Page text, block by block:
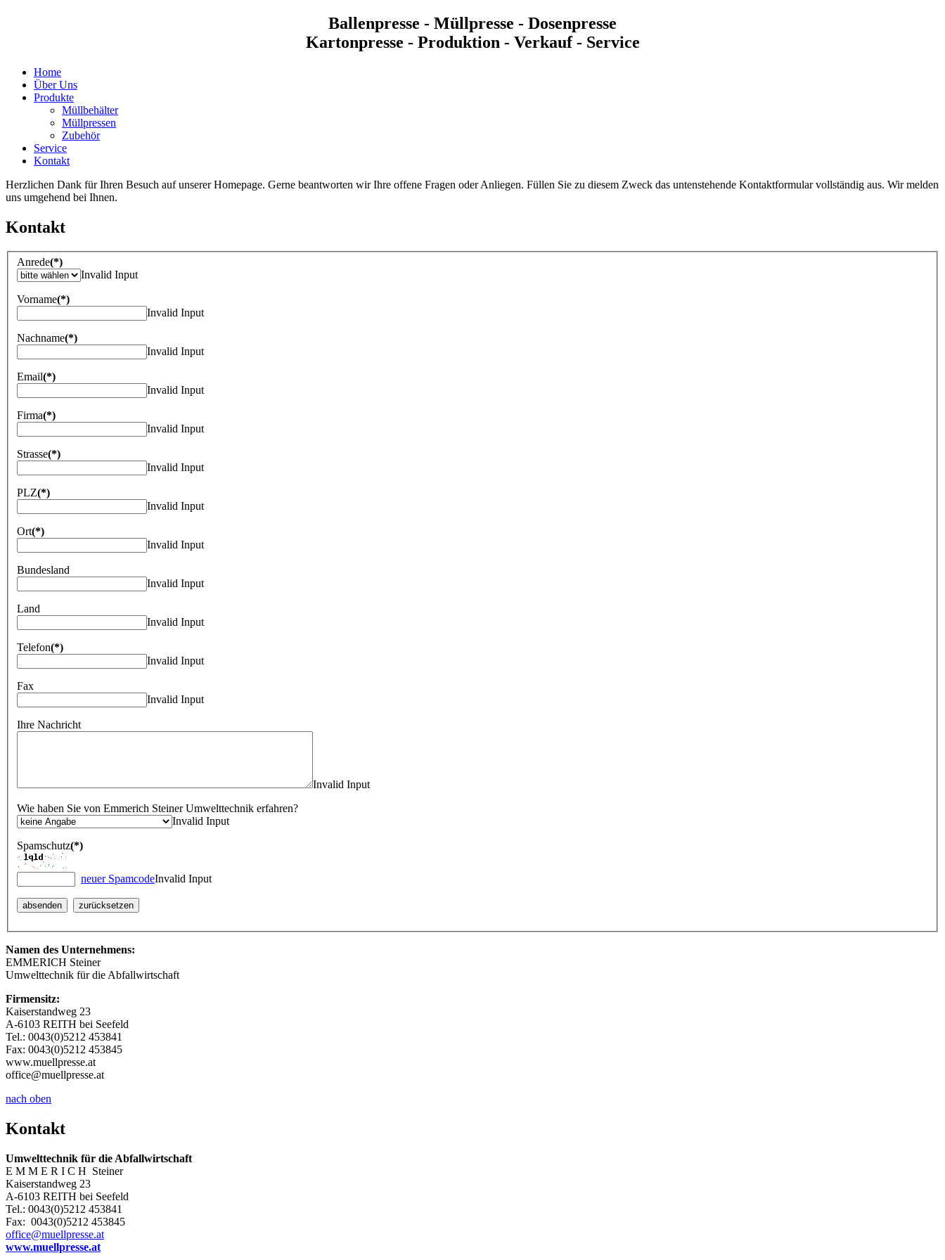
Ballenpresse - Müllpresse - Dosenpresse
Kartonpresse - Produktion - Verkauf - Service
Home
Über Uns
Produkte
Müllbehälter
Müllpressen
Zubehör
Service
Kontakt
Herzlichen Dank für Ihren Besuch auf unserer Homepage. Gerne beantworten wir Ihre offene Fragen oder Anliegen. Füllen Sie zu diesem Zweck das untenstehende Kontaktformular vollständig aus. Wir melden
uns umgehend bei Ihnen.
Kontakt
Anrede(*)
Invalid Input
Vorname(*)
Invalid Input
Nachname(*)
Invalid Input
Email(*)
Invalid Input
Firma(*)
Invalid Input
Strasse(*)
Invalid Input
PLZ(*)
Invalid Input
Ort(*)
Invalid Input
Bundesland
Invalid Input
Land
Invalid Input
Telefon(*)
Invalid Input
Fax
Invalid Input
Ihre Nachricht
Invalid Input
Wie haben Sie von Emmerich Steiner Umwelttechnik erfahren?
Invalid Input
Spamschutz(*)
neuer SpamcodeInvalid Input
Namen des Unternehmens:
EMMERICH Steiner
Umwelttechnik für die Abfallwirtschaft
Firmensitz:
Kaiserstandweg 23
A-6103 REITH bei Seefeld
Tel.: 0043(0)5212 453841
Fax: 0043(0)5212 453845
www.muellpresse.at
office@muellpresse.at
nach oben
Kontakt
Umwelttechnik für die Abfallwirtschaft
E M M E R I C H Steiner
Kaiserstandweg 23
A-6103 REITH bei Seefeld
Tel.: 0043(0)5212 453841
Fax: 0043(0)5212 453845
office@muellpresse.at
www.muellpresse.at